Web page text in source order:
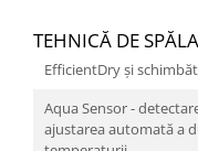
TEHNICĂ DE
EfficientDry și
Aqua Sensor -
ajustarea automată a